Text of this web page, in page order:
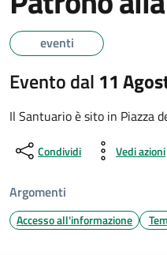
eventi
Evento dal 11
Il Santuario è sito in Piazza
Condividi Vedi azioni
Argomenti
Accesso all'informazione